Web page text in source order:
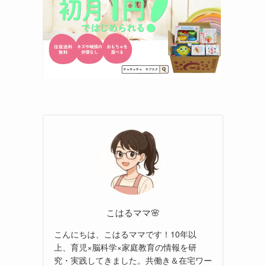
こはるママ🌸
こんにちは、こはるママです！10年以
上、育児×脳科学×家庭教育の情報を研
究・実践してきました。共働き＆在宅ワー